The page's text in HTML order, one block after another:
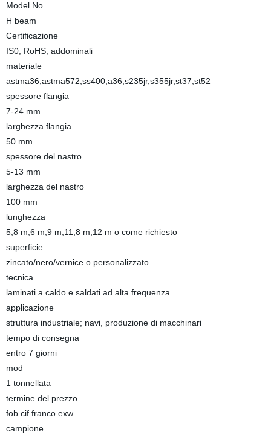
Model No.
H beam
Certificazione
IS0, RoHS, addominali
materiale
astma36,astma572,ss400,a36,s235jr,s355jr,st37,st52
spessore flangia
7-24 mm
larghezza flangia
50 mm
spessore del nastro
5-13 mm
larghezza del nastro
100 mm
lunghezza
5,8 m,6 m,9 m,11,8 m,12 m o come richiesto
superficie
zincato/nero/vernice o personalizzato
tecnica
laminati a caldo e saldati ad alta frequenza
applicazione
struttura industriale; navi, produzione di macchinari
tempo di consegna
entro 7 giorni
mod
1 tonnellata
termine del prezzo
fob cif franco exw
campione